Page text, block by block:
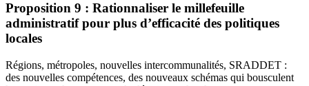
Proposition 9 : Rationnaliser le millefeuille
administratif pour plus d’efficacité des politiques
locales
Régions, métropoles, nouvelles intercommunalités, SRADDET :
des nouvelles compétences, des nouveaux schémas qui bousculent